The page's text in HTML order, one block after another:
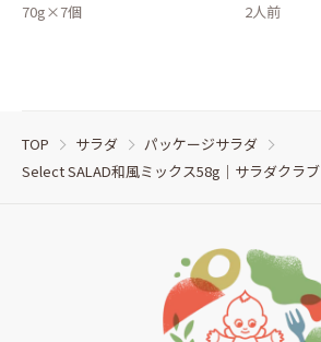
70g×7個 2人前
TOP サラダ
パッケージサラダ
Select SALAD和風ミックス58g｜サラダクラブ